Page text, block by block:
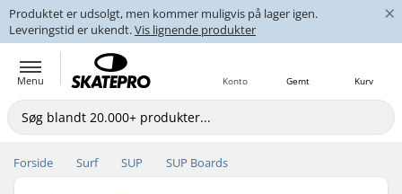
Produktet er udsolgt, men kommer muligvis på lager igen.
Leveringstid er ukendt.Vis lignende produkter
×
Menu Kurv
Gemt
Konto
Forside Surf SUP SUP Boards